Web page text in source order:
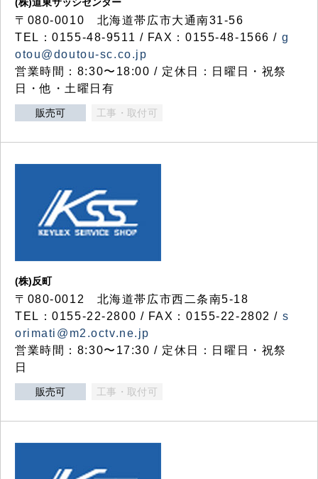
〒080-0010 北海道帯広市大通南31-56
TEL：0155-48-9511 / FAX：0155-48-1566 / g
otou@doutou-sc.co.jp
営業時間：8:30〜18:00 / 定休日：日曜日・祝祭
日・他・土曜日有
販売可 工事・取付可
(株)反町
〒080-0012 北海道帯広市西二条南5-18
TEL：0155-22-2800 / FAX：0155-22-2802 / s
orimati@m2.octv.ne.jp
営業時間：8:30〜17:30 / 定休日：日曜日・祝祭
日
販売可 工事・取付可